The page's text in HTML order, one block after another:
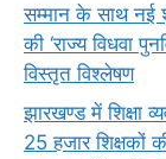
सम्मान के साथ
की ‘राज्य विधवा
विस्तृत विश्लेषण
झारखण्ड में शिक्षा
25 हजार शिक्षकों